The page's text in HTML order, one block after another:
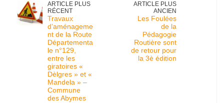
ARTICLE PLUS
RÉCENT
Travaux
d’aménageme
nt de la Route
Départementa
le n°129,
entre les
giratoires «
Dèlgres » et «
Mandela » –
Commune
des Abymes
ARTICLE PLUS
ANCIEN
Les Foulées
de la
Pédagogie
Routière sont
de retour pour
la 3è édition